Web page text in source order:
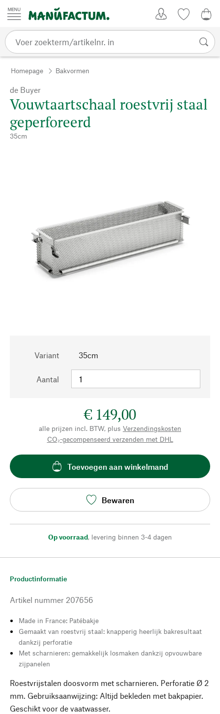
Passer au contenu
Homepage Bakvormen
de Buyer
Vouwtaartschaal roestvrij staal
geperforeerd
35cm
Variant 35cm
Aantal
€ 149,00
alle prijzen incl. BTW, plus Verzendingskosten
CO₂-gecompenseerd verzenden met DHL
Toevoegen aan winkelmand
Bewaren
Op voorraad, levering binnen 3-4 dagen
Productinformatie
Artikel nummer 207656
Made in France: Patébakje
Gemaakt van roestvrij staal: knapperig heerlijk bakresultaat
dankzij perforatie
Met scharnieren: gemakkelijk losmaken dankzij opvouwbare
zijpanelen
Roestvrijstalen doosvorm met scharnieren. Perforatie Ø 2
mm. Gebruiksaanwijzing: Altijd bekleden met bakpapier.
Geschikt voor de vaatwasser.